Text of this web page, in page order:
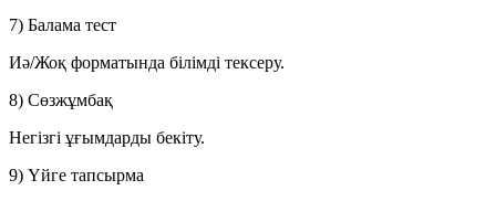
7) Балама тест
Иә/Жоқ форматында білімді тексеру.
8) Сөзжұмбақ
Негізгі ұғымдарды бекіту.
9) Үйге тапсырма